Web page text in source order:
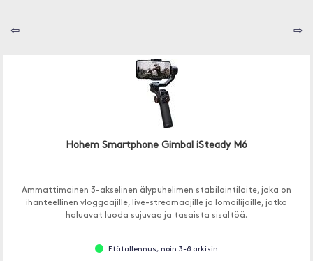
⇦ ⇨
Hohem Smartphone Gimbal iSteady M6
Ammattimainen 3-akselinen älypuhelimen stabilointilaite, joka on
ihanteellinen vloggaajille, live-streamaajille ja lomailijoille, jotka
haluavat luoda sujuvaa ja tasaista sisältöä.
Etätallennus, noin 3-8 arkisin